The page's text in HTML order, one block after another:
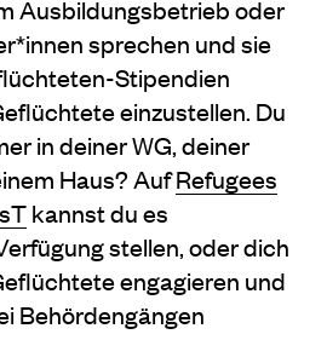
Ausbildungsbetrieb oder
sprechen und sie
Stipendien
einzustellen. Du
in deiner WG, deiner
Haus? AufRefugees
kannst du es
stellen, oder dich
engagieren und
Behördengängen